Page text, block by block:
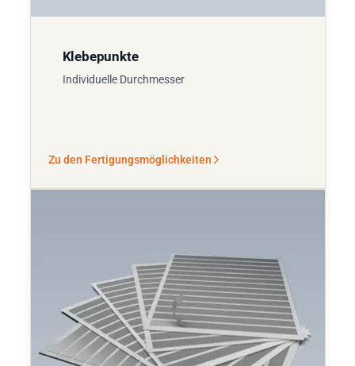
Klebepunkte
Individuelle Durchmesser
Zu den Fertigungsmöglichkeiten